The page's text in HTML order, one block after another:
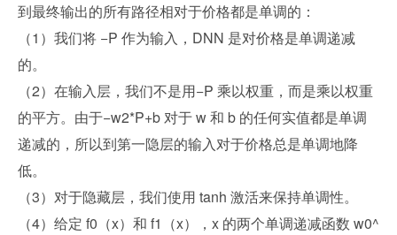
到最终输出的所有路径相对于价格都是单调的：
（1）我们将 −P 作为输入，DNN 是对价格是单调递减
的。
（2）在输入层，我们不是用−P 乘以权重，而是乘以权重
的平方。由于−w2*P+b 对于 w 和 b 的任何实值都是单调
递减的，所以到第一隐层的输入对于价格总是单调地降
低。
（3）对于隐藏层，我们使用 tanh 激活来保持单调性。
（4）给定 f0（x）和 f1（x），x 的两个单调递减函数 w0^